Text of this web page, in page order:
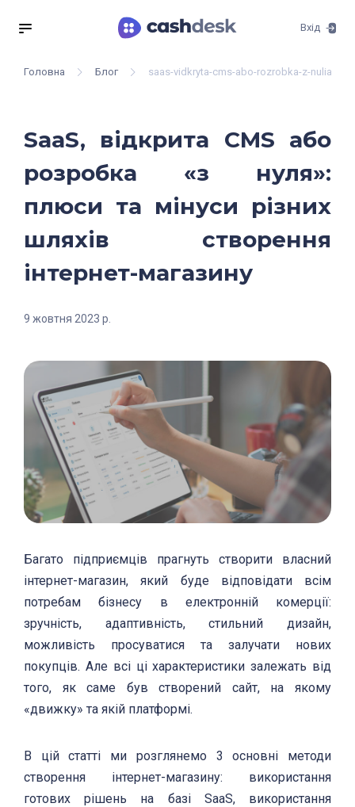
Вхід
Головна Блог saas-vidkryta-cms-abo-rozrobka-z-nulia-
SaaS, відкрита CMS або
розробка «з нуля»:
плюси та мінуси різних
шляхів створення
інтернет-магазину
9 жовтня 2023 р.
Багато підприємців прагнуть створити власний
інтернет-магазин, який буде відповідати всім
потребам бізнесу в електронній комерції:
зручність, адаптивність, стильний дизайн,
можливість просуватися та залучати нових
покупців. Але всі ці характеристики залежать від
того, як саме був створений сайт, на якому
«движку» та якій платформі.
В цій статті ми розглянемо 3 основні методи
створення інтернет-магазину: використання
готових рішень на базі SaaS, використання